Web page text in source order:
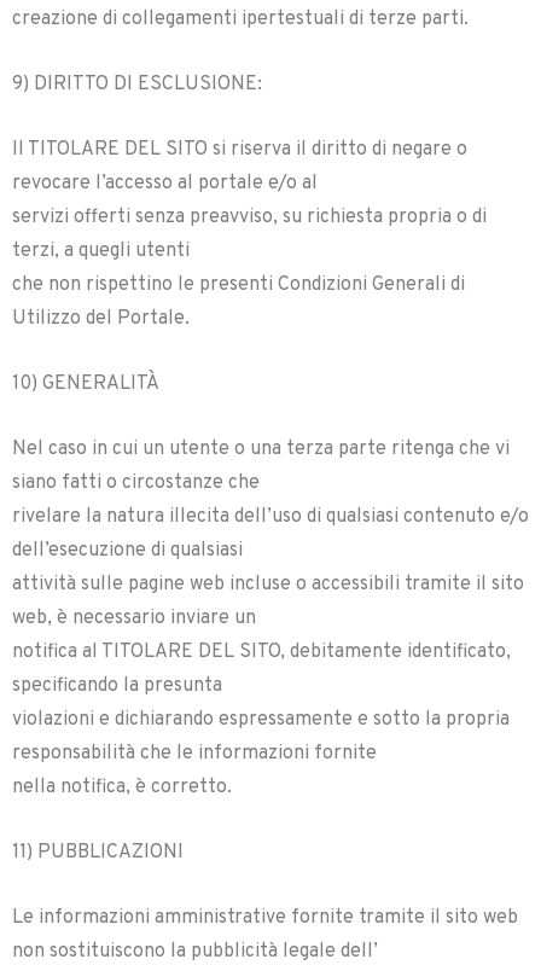
creazione di collegamenti ipertestuali di terze parti.
9) DIRITTO DI ESCLUSIONE:
Il TITOLARE DEL SITO si riserva il diritto di negare o
revocare l’accesso al portale e/o al
servizi offerti senza preavviso, su richiesta propria o di
terzi, a quegli utenti
che non rispettino le presenti Condizioni Generali di
Utilizzo del Portale.
10) GENERALITÀ
Nel caso in cui un utente o una terza parte ritenga che vi
siano fatti o circostanze che
rivelare la natura illecita dell’uso di qualsiasi contenuto e/o
dell’esecuzione di qualsiasi
attività sulle pagine web incluse o accessibili tramite il sito
web, è necessario inviare un
notifica al TITOLARE DEL SITO, debitamente identificato,
specificando la presunta
violazioni e dichiarando espressamente e sotto la propria
responsabilità che le informazioni fornite
nella notifica, è corretto.
11) PUBBLICAZIONI
Le informazioni amministrative fornite tramite il sito web
non sostituiscono la pubblicità legale dell’